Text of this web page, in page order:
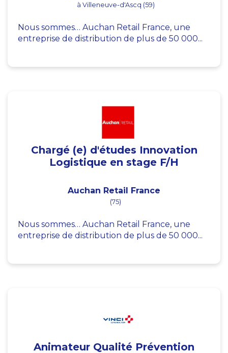
à Villeneuve-d'Ascq (59)
Nous sommes… Auchan Retail France, une
entreprise de distribution de plus de 50 000...
Chargé (e) d'études Innovation
Logistique en stage F/H
Auchan Retail France
(75)
Nous sommes… Auchan Retail France, une
entreprise de distribution de plus de 50 000...
Animateur Qualité Prévention